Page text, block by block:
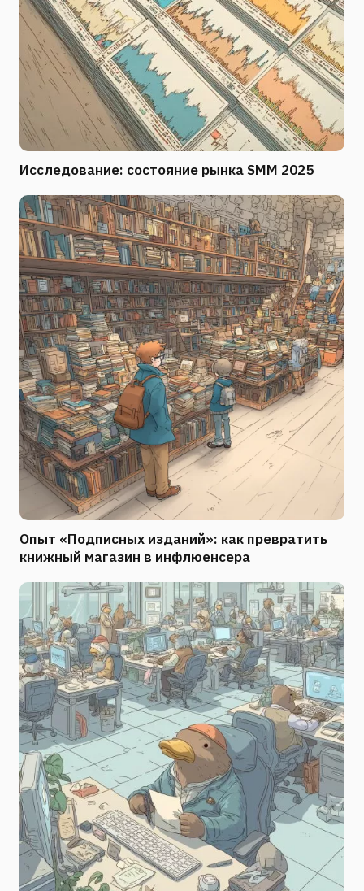
Исследование: состояние рынка SMM 2025
Опыт «Подписных изданий»: как превратить
книжный магазин в инфлюенсера